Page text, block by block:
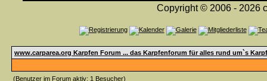
Copyright © 2006 - 2026
www.carparea.org Karpfen Forum ... das Karpfenforum für alles rund um`s
(Benutzer im Forum aktiv: 1 Besucher)